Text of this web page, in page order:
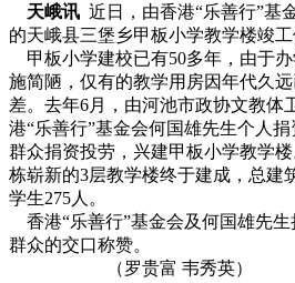
天峨讯 近日，由香港“乐善行”基
的天峨县三堡乡甲板小学教学楼竣工
甲板小学建校已有50多年，由于
施简陋，仅有的教学用房因年代久
差。去年6月，由河池市政协文教体
港“乐善行”基金会何国雄先生个人
群众捐资投劳，兴建甲板小学教学
栋崭新的3层教学楼终于建成，总建
学生275人。
香港“乐善行”基金会及何国雄先
群众的交口称赞。
（罗贵富 韦秀英）